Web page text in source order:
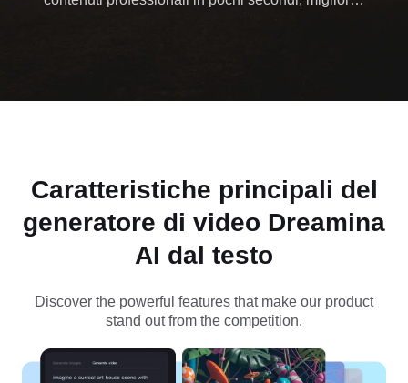
Caratteristiche principali del
generatore di video Dreamina
AI dal testo
Discover the powerful features that make our product
stand out from the competition.